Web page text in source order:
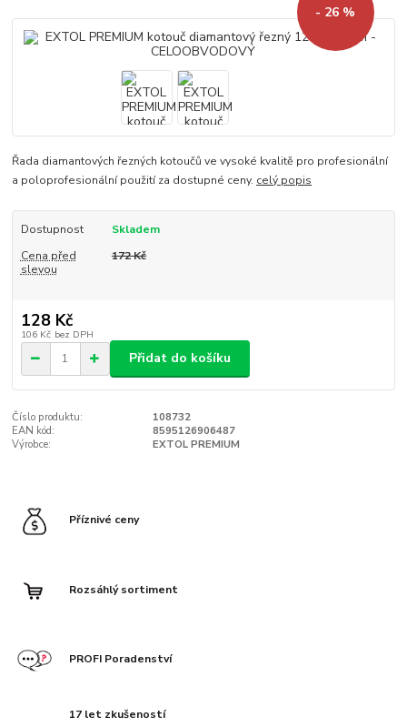
- 26 %
Řada diamantových řezných kotoučů ve vysoké kvalitě pro profesionální
a poloprofesionální použití za dostupné ceny. celý popis
Dostupnost
Skladem
Cena před
slevou
172 Kč
128 Kč
106 Kč bez DPH
Přidat do košíku
Číslo produktu:
108732
EAN kód:
8595126906487
Výrobce:
EXTOL PREMIUM
Příznivé ceny
Rozsáhlý sortiment
PROFI Poradenství
17 let zkušeností